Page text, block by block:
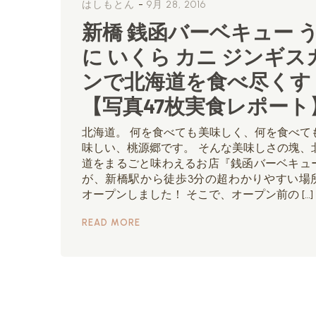
はしもとん - 9月 28, 2016
新橋 銭函バーベキュー う
に いくら カニ ジンギス
ンで北海道を食べ尽くす
【写真47枚実食レポート
北海道。 何を食べても美味しく、何を食べて
味しい、桃源郷です。 そんな美味しさの塊、
道をまるごと味わえるお店『銭函バーベキュ
が、新橋駅から徒歩3分の超わかりやすい場
オープンしました！ そこで、オープン前の […]
READ MORE